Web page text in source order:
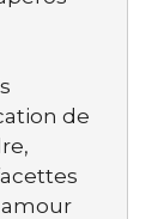
de
amour